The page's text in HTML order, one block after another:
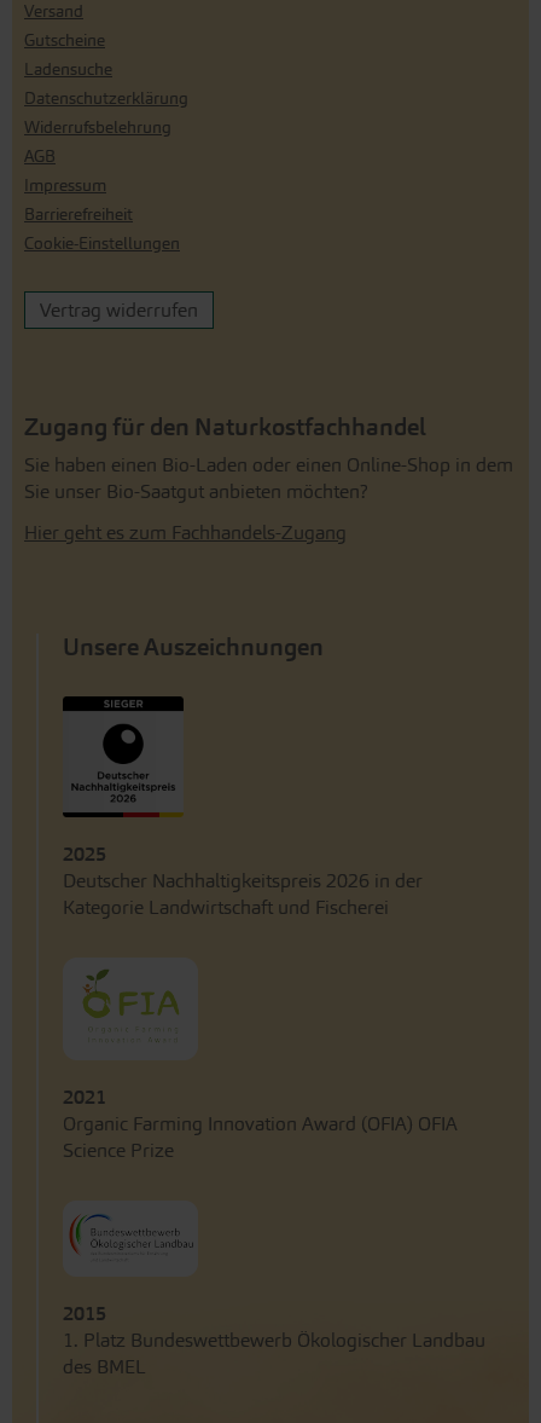
Versand
Gutscheine
Ladensuche
Datenschutzerklärung
Widerrufsbelehrung
AGB
Impressum
Barrierefreiheit
Cookie-Einstellungen
Vertrag widerrufen
Zugang für den Naturkostfachhandel
Sie haben einen Bio-Laden oder einen Online-Shop in dem
Sie unser Bio-Saatgut anbieten möchten?
Hier geht es zum Fachhandels-Zugang
Unsere Auszeichnungen
2025
Deutscher Nachhaltigkeitspreis 2026 in der
Kategorie Landwirtschaft und Fischerei
2021
Organic Farming Innovation Award (OFIA) OFIA
Science Prize
2015
1. Platz Bundeswettbewerb Ökologischer Landbau
des BMEL